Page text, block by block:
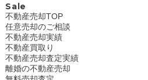
Sale
不動産売却TOP
任意売却のご相談
不動産売却実績
不動産買取り
不動産売却査定実績
離婚の不動産売却